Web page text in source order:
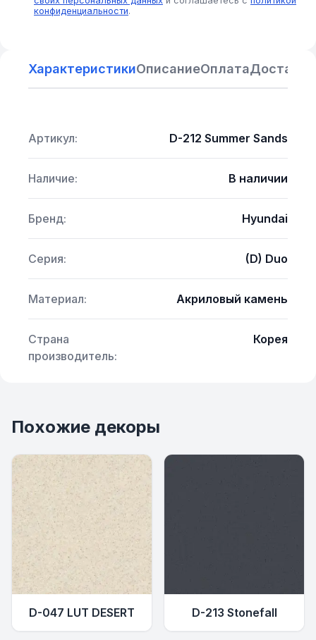
конфиденциальности.
ХарактеристикиОписаниеОплатаДоставка
Артикул: D-212 Summer Sands
Наличие: В наличии
Бренд: Hyundai
Серия: (D) Duo
Материал: Акриловый камень
Страна
производитель:
Корея
Похожие декоры
D-047 LUT DESERT D-213 Stonefall